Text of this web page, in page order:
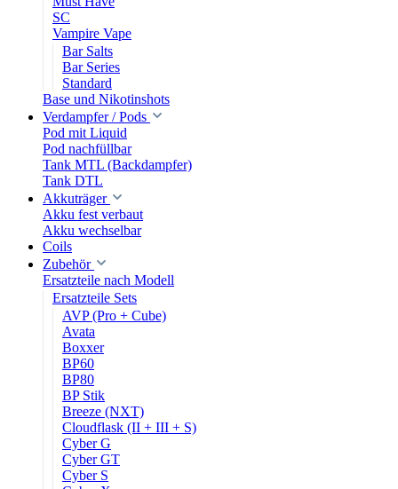
SC
Vampire Vape
Bar Salts
Bar Series
Standard
Base und Nikotinshots
Verdampfer / Pods
Pod mit Liquid
Pod nachfüllbar
Tank MTL (Backdampfer)
Tank DTL
Akkuträger
Akku fest verbaut
Akku wechselbar
Coils
Zubehör
Ersatzteile nach Modell
Ersatzteile Sets
AVP (Pro + Cube)
Avata
Boxxer
BP60
BP80
BP Stik
Breeze (NXT)
Cloudflask (II + III + S)
Cyber G
Cyber GT
Cyber S